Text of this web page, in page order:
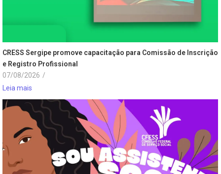
CRESS Sergipe promove capacitação para Comissão de Inscrição
e Registro Profissional
07/08/2026 /
Leia mais